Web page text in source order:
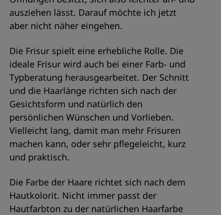
ausziehen lässt. Darauf möchte ich jetzt
aber nicht näher eingehen.
Die Frisur spielt eine erhebliche Rolle. Die
ideale Frisur wird auch bei einer Farb- und
Typberatung herausgearbeitet. Der Schnitt
und die Haarlänge richten sich nach der
Gesichtsform und natürlich den
persönlichen Wünschen und Vorlieben.
Vielleicht lang, damit man mehr Frisuren
machen kann, oder sehr pflegeleicht, kurz
und praktisch.
Die Farbe der Haare richtet sich nach dem
Hautkolorit. Nicht immer passt der
Hautfarbton zu der natürlichen Haarfarbe